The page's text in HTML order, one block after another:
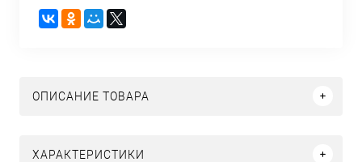
ОПИСАНИЕ ТОВАРА
ХАРАКТЕРИСТИКИ